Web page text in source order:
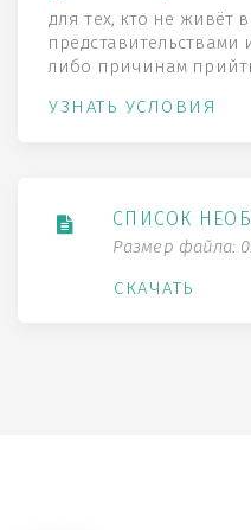
для тех, кто не живёт
либо причинам
УЗНАТЬ УСЛОВИЯ
СПИСОК
Размер файла:
СКАЧАТЬ